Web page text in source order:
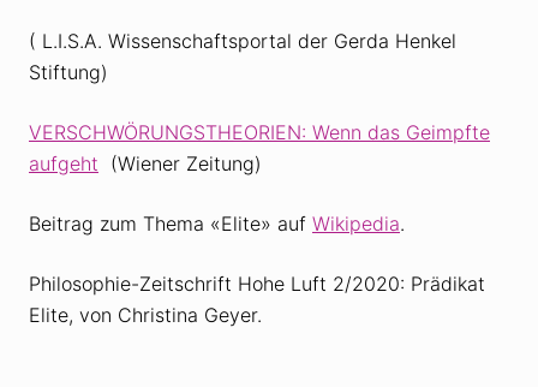
( L.I.S.A. Wissenschaftsportal der Gerda Henkel
Stiftung)
VERSCHWÖRUNGSTHEORIEN: Wenn das Geimpfte
aufgeht (Wiener Zeitung)
Beitrag zum Thema «Elite» auf Wikipedia.
Philosophie-Zeitschrift Hohe Luft 2/2020: Prädikat
Elite, von Christina Geyer.